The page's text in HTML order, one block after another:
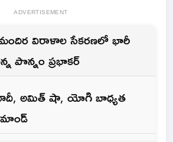
ADVERTISEMENT
విరాళాల సేకరణలో భారీ
పొన్నం ప్రభాకర్
అమిత్ షా, యోగి బాధ్యత